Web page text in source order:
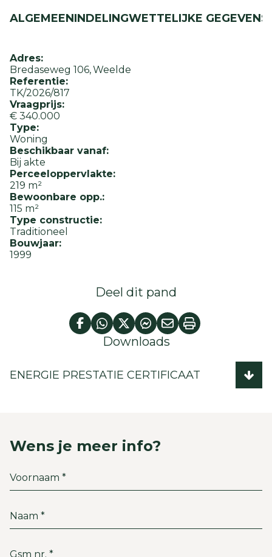
ALGEMEENINDELINGWETTELIJKE GEGEVENS
Adres:
Bredaseweg 106 Weelde
Referentie:
TK/2026/817
Vraagprijs:
€ 340.000
Type:
Woning
Beschikbaar vanaf:
Bij akte
Perceeloppervlakte:
219 m²
Bewoonbare opp.:
115 m²
Type constructie:
Traditioneel
Bouwjaar:
1999
Deel dit pand
Downloads
ENERGIE PRESTATIE CERTIFICAAT
Wens je meer info?